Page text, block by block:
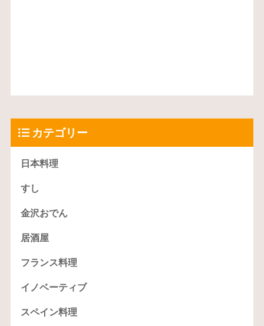
カテゴリー
日本料理
すし
金沢おでん
居酒屋
フランス料理
イノベーティブ
スペイン料理